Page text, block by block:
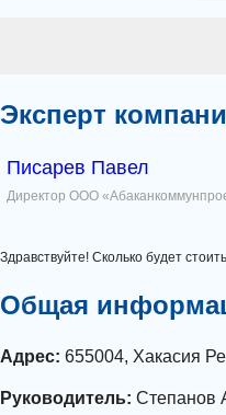
Эксперт
Писарев Павел
Директор ООО
Здравствуйте! Сколько будет
Общая
Адрес: 655004, Хакасия
Руководитель: Степанов